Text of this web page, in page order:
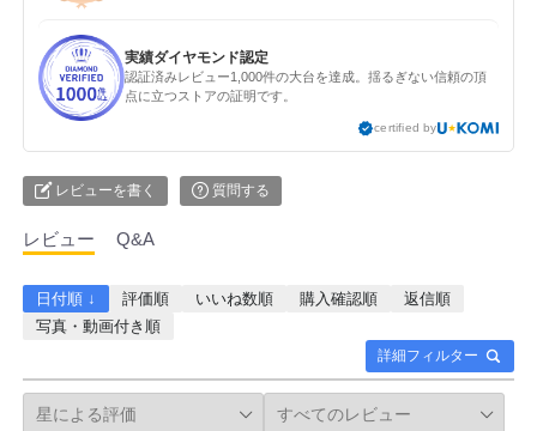
実績ダイヤモンド認定
認証済みレビュー1,000件の大台を達成。揺るぎない信頼の頂
点に立つストアの証明です。
certified by
レビューを書く 質問する
レビュー Q&A
詳細フィルター
日付順 ↓ 評価順 いいね数順 購入確認順
返信順
写真・動画付き順